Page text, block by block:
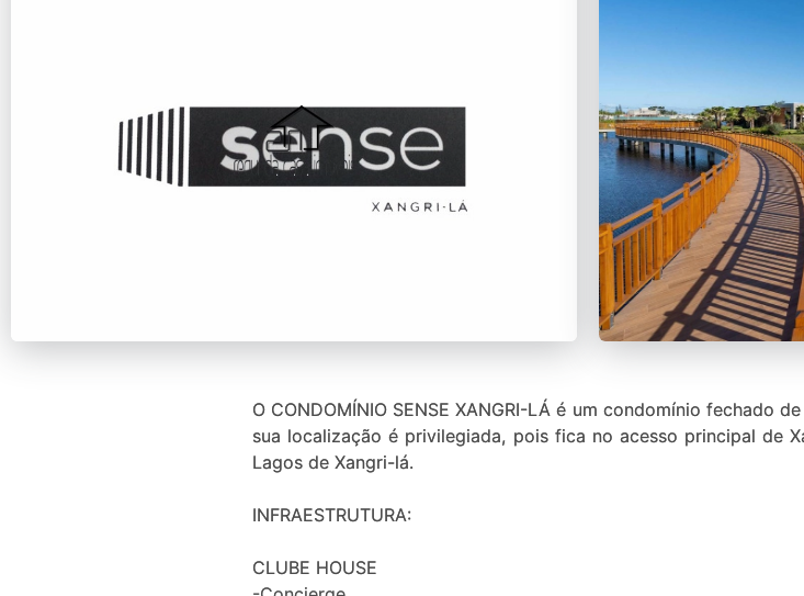
O CONDOMÍNIO SENSE XANGRI-LÁ é um condomínio fechado
sua localização é privilegiada, pois fica no acesso principal de
Lagos de Xangri-lá.
INFRAESTRUTURA:
CLUBE HOUSE